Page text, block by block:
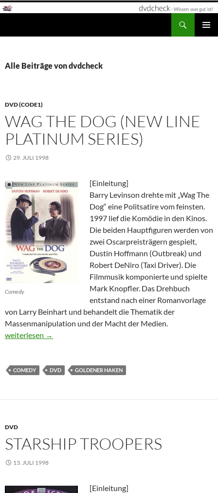
Zum
Alle Beiträge von dvdcheck
DVD (CODE1)
WAG THE DOG (NEW LINE
PLATINUM SERIES)
29. JULI 1998
Comedy
[Einleitung]
Barry Levinson drehte mit „Wag The
Dog“ eine Politsatire vom feinsten.
1997 lief die Komödie in den Kinos.
Die beiden Hauptfiguren werden von
zwei Oscarpreisträgern gespielt,
Dustin Hoffmann (Outbreak) und
Robert DeNiro (Taxi Driver). Die
Filmmusik komponierte und spielte
Mark Knopfler. Das Drehbuch
entstand nach einer Romanvorlage
von Larry Beinhart und behandelt die Thematik der
Massenmanipulation und der Macht der Medien.
Wag the Dog (New Line Platinum Series)
weiterlesen →
COMEDY DVD GOLDENER HAKEN
DVD
STARSHIP TROOPERS
13. JULI 1998
[Einleitung]